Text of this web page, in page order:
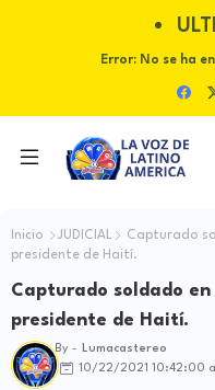
Error:No se ha
Inicio JUDICIAL
Capturado
presidente de Haití.
Capturado soldado en
presidente de Haití.
By -
Lumacastereo
10/22/2021 10:42:00